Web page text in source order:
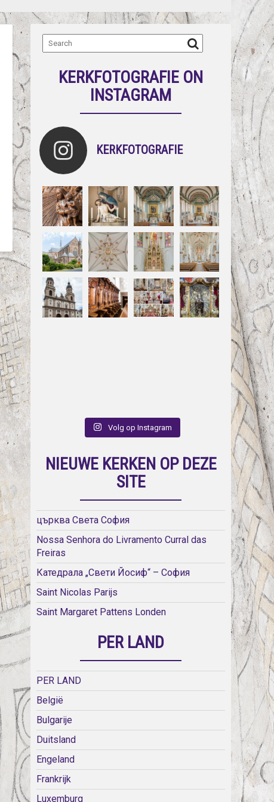
KERKFOTOGRAFIE ON
INSTAGRAM
KERKFOTOGRAFIE
Volg op Instagram
NIEUWE KERKEN OP DEZE
SITE
църква Света София
Nossa Senhora do Livramento Curral das
Freiras
Катедрала „Свети Йосиф“ – София
Saint Nicolas Parijs
Saint Margaret Pattens Londen
PER LAND
PER LAND
België
Bulgarije
Duitsland
Engeland
Frankrijk
Luxemburg